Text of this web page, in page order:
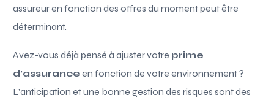
assureur en fonction des offres du moment peut être
déterminant.
Avez-vous déjà pensé à ajuster votre prime
d’assurance en fonction de votre environnement ?
L’anticipation et une bonne gestion des risques sont des